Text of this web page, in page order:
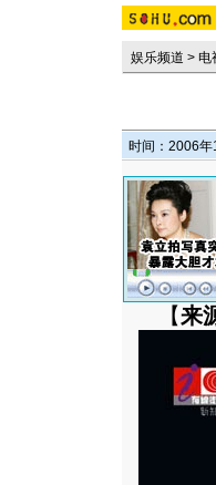
娱乐频道 > 电
时间：2006
【来